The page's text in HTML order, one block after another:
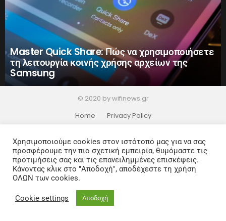
Master Quick Share: Πώς να χρησιμοποιήσετε
τη λειτουργία κοινής χρήσης αρχείων της
Samsung
© 2020 by wifinews.gr
Home
Privacy Policy
Χρησιμοποιούμε cookies στον ιστότοπό μας για να σας
προσφέρουμε την πιο σχετική εμπειρία, θυμόμαστε τις
προτιμήσεις σας και τις επανειλημμένες επισκέψεις.
Κάνοντας κλικ στο "Αποδοχή", αποδέχεστε τη χρήση
ΟΛΩΝ των cookies.
Cookie settings Αποδοχή